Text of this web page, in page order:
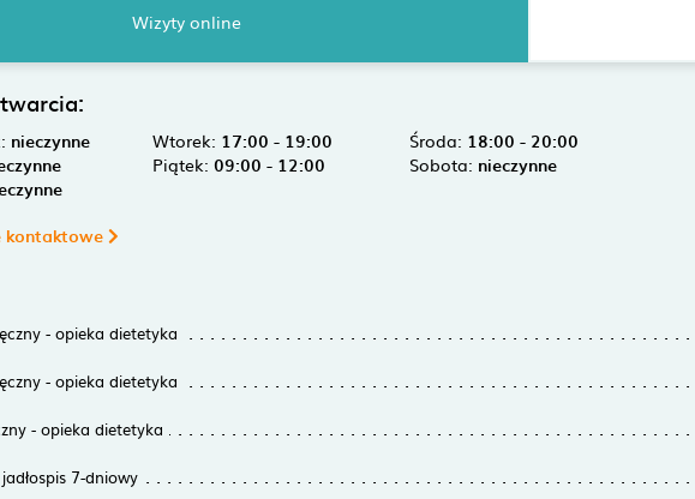
Wizyty online
nieczynne Wtorek: 17:00 - 19:00 Środa: 18:00 - 20:00
Piątek:09:00 - 12:00 Sobota: nieczynne
kontaktowe
- opieka dietetyka
- opieka dietetyka
- opieka dietetyka
7-dniowy